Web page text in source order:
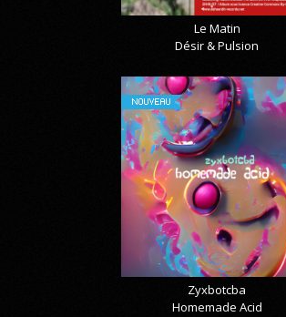
Le Matin
Désir & Pulsion
NOUVEAU
Zyxbotcba
Homemade Acid